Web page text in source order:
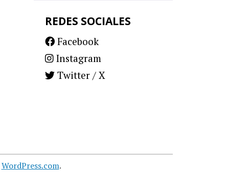
REDES SOCIALES
Facebook
Instagram
Twitter / X
WordPress.com.